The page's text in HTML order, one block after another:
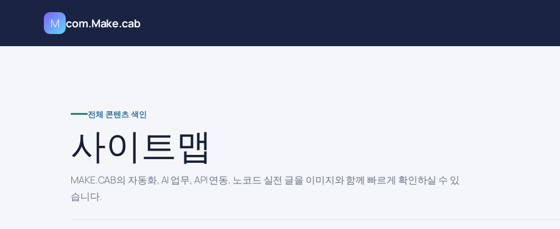
M com.Make.cab
전체 콘텐츠 색인
사이트맵
MAKE.CAB의 자동화, AI 업무, API 연동, 노코드 실전 글을 이미지와 함께 빠르게 확인하실 수 있
습니다.